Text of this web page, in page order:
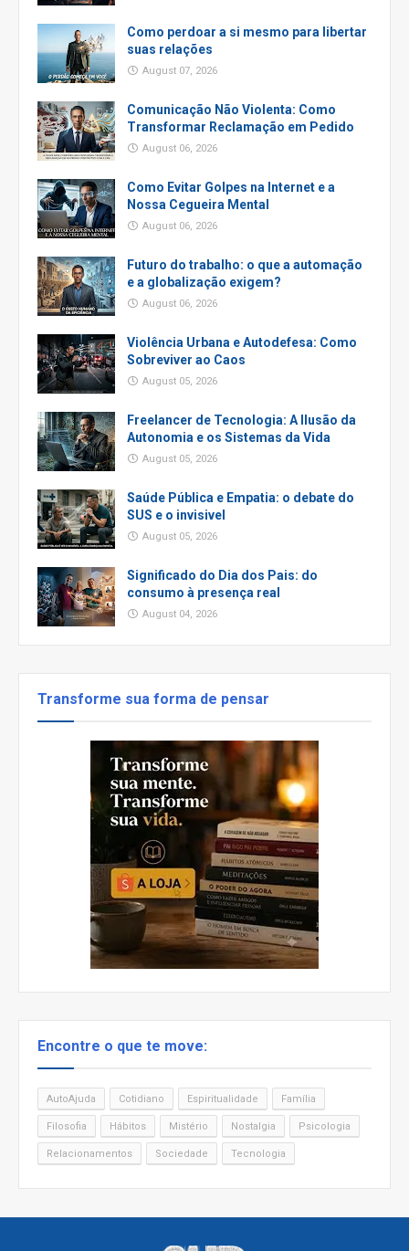
Como perdoar a si mesmo para libertar
suas relações
August 07, 2026
Comunicação Não Violenta: Como
Transformar Reclamação em Pedido
August 06, 2026
Como Evitar Golpes na Internet e a
Nossa Cegueira Mental
August 06, 2026
Futuro do trabalho: o que a automação
e a globalização exigem?
August 06, 2026
Violência Urbana e Autodefesa: Como
Sobreviver ao Caos
August 05, 2026
Freelancer de Tecnologia: A Ilusão da
Autonomia e os Sistemas da Vida
August 05, 2026
Saúde Pública e Empatia: o debate do
SUS e o invisivel
August 05, 2026
Significado do Dia dos Pais: do
consumo à presença real
August 04, 2026
Transforme sua forma de pensar
Encontre o que te move:
AutoAjuda Cotidiano Espiritualidade Família
Filosofia Hábitos Mistério Nostalgia Psicologia
Relacionamentos Sociedade Tecnologia